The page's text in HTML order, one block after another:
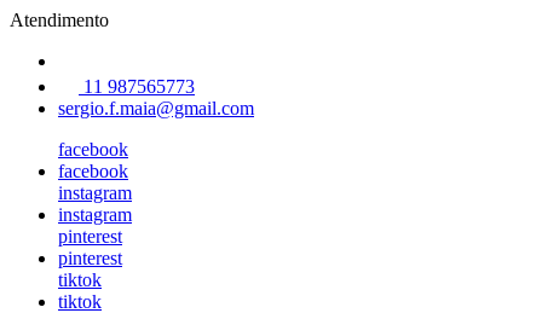
Atendimento
11 987565773
sergio.f.maia@gmail.com
facebook
facebook
instagram
instagram
pinterest
pinterest
tiktok
tiktok